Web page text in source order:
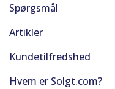
Spørgsmål
Artikler
Kundetilfredshed
Hvem er Solgt.com?